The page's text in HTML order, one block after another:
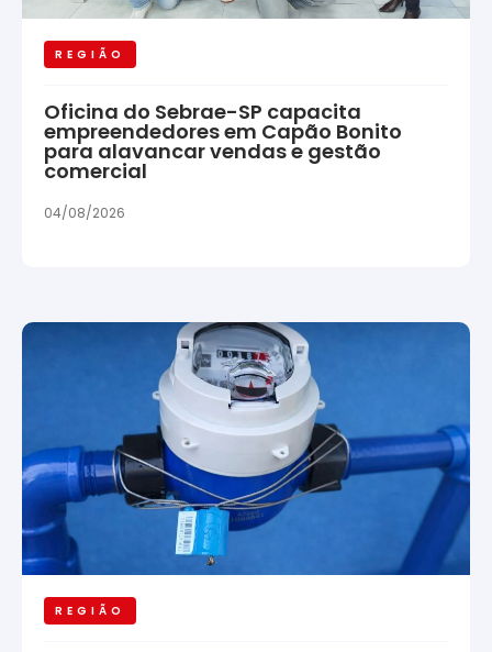
REGIÃO
Oficina do Sebrae-SP capacita
empreendedores em Capão Bonito
para alavancar vendas e gestão
comercial
04/08/2026
REGIÃO